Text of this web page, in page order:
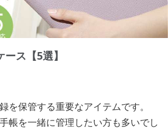
ス【5選】
を保管する重要なアイテムです。
帳を一緒に管理したい方も多いでし